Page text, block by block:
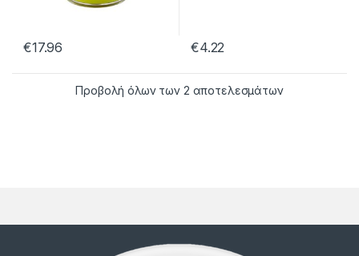
€17.96 €4.22
Προβολή όλων των 2 αποτελεσμάτων